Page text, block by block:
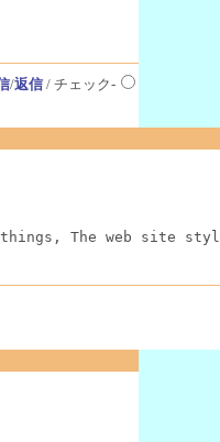
/返信/ チェック-
things, The web